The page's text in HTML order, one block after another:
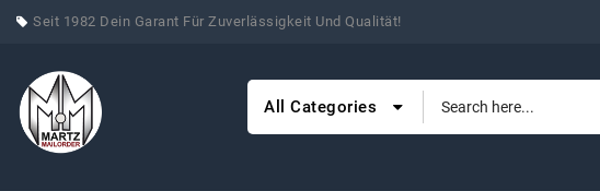
Seit 1982 Dein Garant Für Zuverlässigkeit Und Qualität!
All Categories